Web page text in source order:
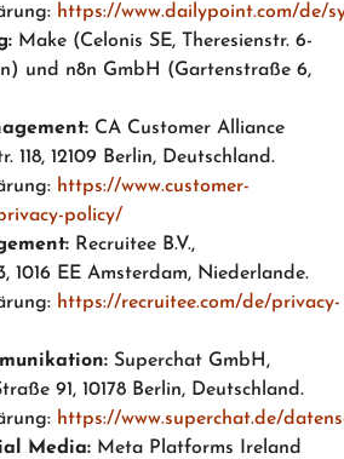
https://www.dailypoint.com/de/
Make (Celonis SE, Theresienstr. 6-
und n8n GmbH (Gartenstraße 6,
CA Customer Alliance
118, 12109 Berlin, Deutschland.
https://www.customer-
policy/
Recruitee B.V.,
1016 EE Amsterdam, Niederlande.
https://recruitee.com/de/privacy-
Superchat GmbH,
91, 10178 Berlin, Deutschland.
https://www.superchat.de/
Media: Meta Platforms Ireland